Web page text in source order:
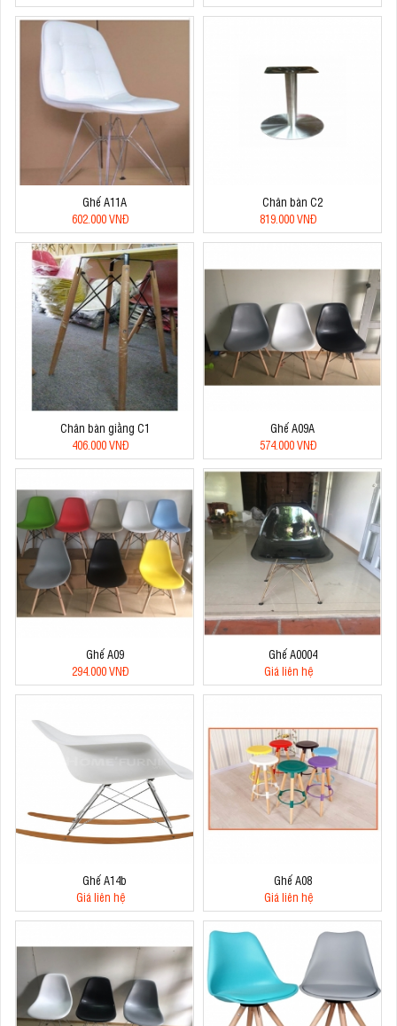
Ghế A11A
602.000 VNĐ
Chân bàn C2
819.000 VNĐ
Chân bàn giằng C1
406.000 VNĐ
Ghế A09A
574.000 VNĐ
Ghế A09
294.000 VNĐ
Ghế A0004
Giá liên hệ
Ghế A14b
Giá liên hệ
Ghế A08
Giá liên hệ